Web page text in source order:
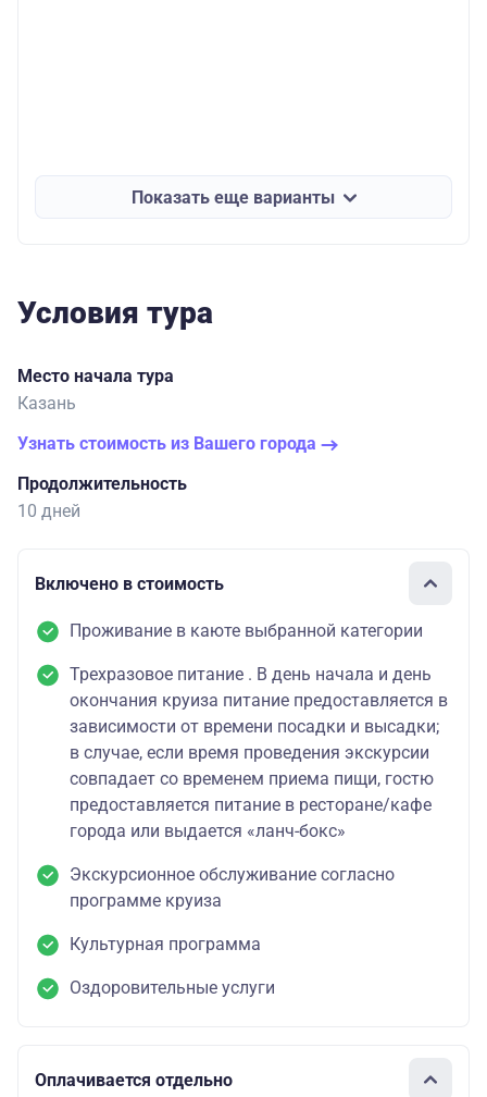
Показать еще варианты
Условия тура
Место начала тура
Казань
Узнать стоимость из Вашего города
Продолжительность
10 дней
Включено в стоимость
Проживание в каюте выбранной категории
Трехразовое питание . В день начала и день
окончания круиза питание предоставляется в
зависимости от времени посадки и высадки;
в случае, если время проведения экскурсии
совпадает со временем приема пищи, гостю
предоставляется питание в ресторане/кафе
города или выдается «ланч-бокс»
Экскурсионное обслуживание согласно
программе круиза
Культурная программа
Оздоровительные услуги
Оплачивается отдельно